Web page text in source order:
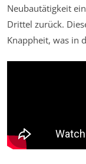
Neubautätigkeit
Drittel zurück.
Knappheit, was in